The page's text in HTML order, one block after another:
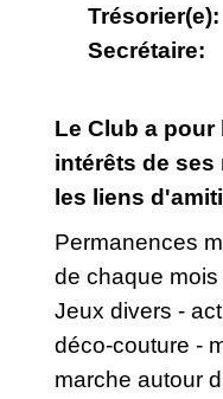
Trésorier(e):
Secrétaire:
Le Club a pour
intérêts de ses
les liens
Permanences
de chaque
Jeux divers -
déco-couture -
marche autour